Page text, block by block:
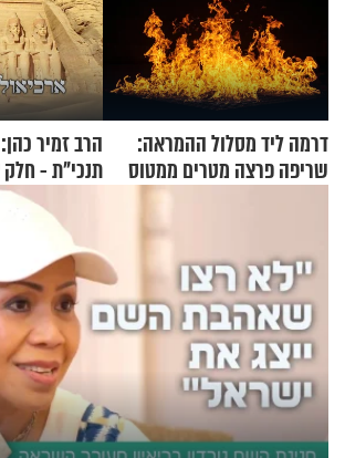
דרמה ליד מסלול ההמראה:
שריפה פרצה מטרים ממטוס
הרב זמיר
תנכי"ת - חלק